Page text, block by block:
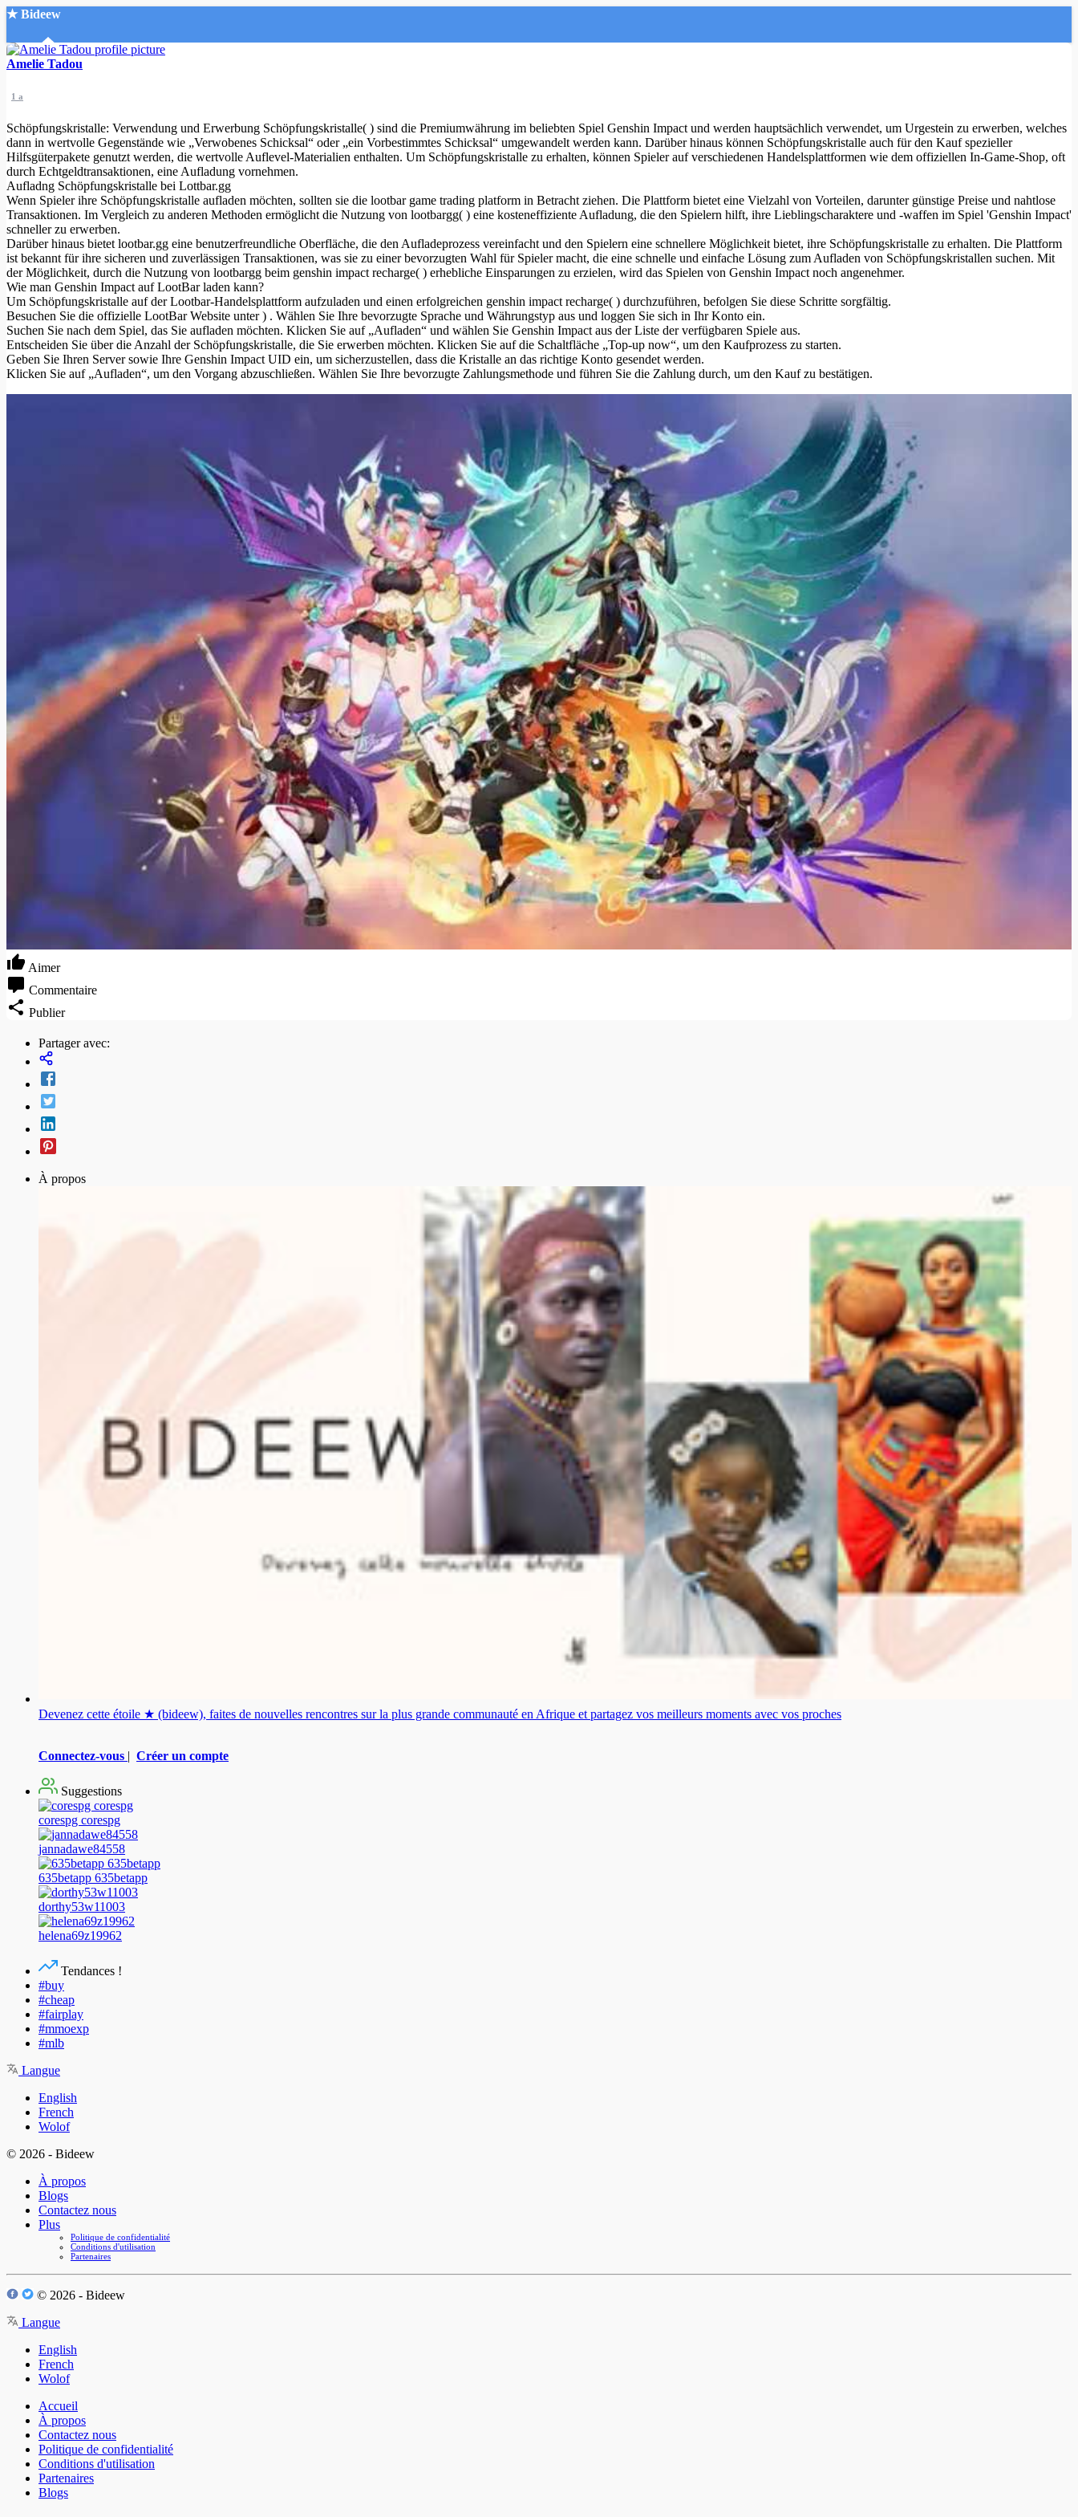
★ Bideew
Accueil
Recherche Avancée
Mon compte
Connexion
Créer un compte
Mode nuit
Amelie Tadou
1 a
Schöpfungskristalle: Verwendung und Erwerbung Schöpfungskristalle( ) sind die Premiumwährung im beliebten Spiel Genshin Impact und werden hauptsächlich verwendet, um Urgestein zu erwerben, welches
dann in wertvolle Gegenstände wie „Verwobenes Schicksal“ oder „ein Vorbestimmtes Schicksal“ umgewandelt werden kann. Darüber hinaus können Schöpfungskristalle auch für den Kauf spezieller
Hilfsgüterpakete genutzt werden, die wertvolle Auflevel-Materialien enthalten. Um Schöpfungskristalle zu erhalten, können Spieler auf verschiedenen Handelsplattformen wie dem offiziellen In-Game-Shop, oft
durch Echtgeldtransaktionen, eine Aufladung vornehmen.
Aufladng Schöpfungskristalle bei Lottbar.gg
Wenn Spieler ihre Schöpfungskristalle aufladen möchten, sollten sie die lootbar game trading platform in Betracht ziehen. Die Plattform bietet eine Vielzahl von Vorteilen, darunter günstige Preise und nahtlose
Transaktionen. Im Vergleich zu anderen Methoden ermöglicht die Nutzung von lootbargg( ) eine kosteneffiziente Aufladung, die den Spielern hilft, ihre Lieblingscharaktere und -waffen im Spiel 'Genshin Impact'
schneller zu erwerben.
Darüber hinaus bietet lootbar.gg eine benutzerfreundliche Oberfläche, die den Aufladeprozess vereinfacht und den Spielern eine schnellere Möglichkeit bietet, ihre Schöpfungskristalle zu erhalten. Die Plattform
ist bekannt für ihre sicheren und zuverlässigen Transaktionen, was sie zu einer bevorzugten Wahl für Spieler macht, die eine schnelle und einfache Lösung zum Aufladen von Schöpfungskristallen suchen. Mit
der Möglichkeit, durch die Nutzung von lootbargg beim genshin impact recharge( ) erhebliche Einsparungen zu erzielen, wird das Spielen von Genshin Impact noch angenehmer.
Wie man Genshin Impact auf LootBar laden kann?
Um Schöpfungskristalle auf der Lootbar-Handelsplattform aufzuladen und einen erfolgreichen genshin impact recharge( ) durchzuführen, befolgen Sie diese Schritte sorgfältig.
Besuchen Sie die offizielle LootBar Website unter ) . Wählen Sie Ihre bevorzugte Sprache und Währungstyp aus und loggen Sie sich in Ihr Konto ein.
Suchen Sie nach dem Spiel, das Sie aufladen möchten. Klicken Sie auf „Aufladen“ und wählen Sie Genshin Impact aus der Liste der verfügbaren Spiele aus.
Entscheiden Sie über die Anzahl der Schöpfungskristalle, die Sie erwerben möchten. Klicken Sie auf die Schaltfläche „Top-up now“, um den Kaufprozess zu starten.
Geben Sie Ihren Server sowie Ihre Genshin Impact UID ein, um sicherzustellen, dass die Kristalle an das richtige Konto gesendet werden.
Klicken Sie auf „Aufladen“, um den Vorgang abzuschließen. Wählen Sie Ihre bevorzugte Zahlungsmethode und führen Sie die Zahlung durch, um den Kauf zu bestätigen.
Aimer
Commentaire
Publier
Partager avec:
À propos
Devenez cette étoile ★ (bideew), faites de nouvelles rencontres sur la plus grande communauté en Afrique et partagez vos meilleurs moments avec vos proches
Connectez-vous | Créer un compte
Suggestions
corespg corespg
jannadawe84558
635betapp 635betapp
dorthy53w11003
helena69z19962
Tendances !
#buy
#cheap
#fairplay
#mmoexp
#mlb
Langue
English
French
Wolof
© 2026 - Bideew
À propos
Blogs
Contactez nous
Plus
Politique de confidentialité
Conditions d'utilisation
Partenaires
© 2026 - Bideew
Langue
English
French
Wolof
Accueil
À propos
Contactez nous
Politique de confidentialité
Conditions d'utilisation
Partenaires
Blogs